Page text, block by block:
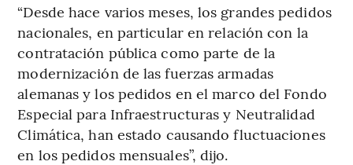
“Desde hace varios meses, los grandes pedidos
nacionales, en particular en relación con la
contratación pública como parte de la
modernización de las fuerzas armadas
alemanas y los pedidos en el marco del Fondo
Especial para Infraestructuras y Neutralidad
Climática, han estado causando fluctuaciones
en los pedidos mensuales”, dijo.